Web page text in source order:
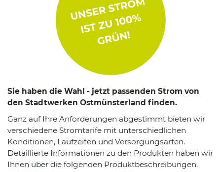
Sie haben die Wahl - jetzt passenden Strom von
den Stadtwerken Ostmünsterland finden.
Ganz auf Ihre Anforderungen abgestimmt bieten wir
verschiedene Stromtarife mit unterschiedlichen
Konditionen, Laufzeiten und Versorgungsarten.
Detaillierte Informationen zu den Produkten haben wir
Ihnen über die folgenden Produktbeschreibungen,